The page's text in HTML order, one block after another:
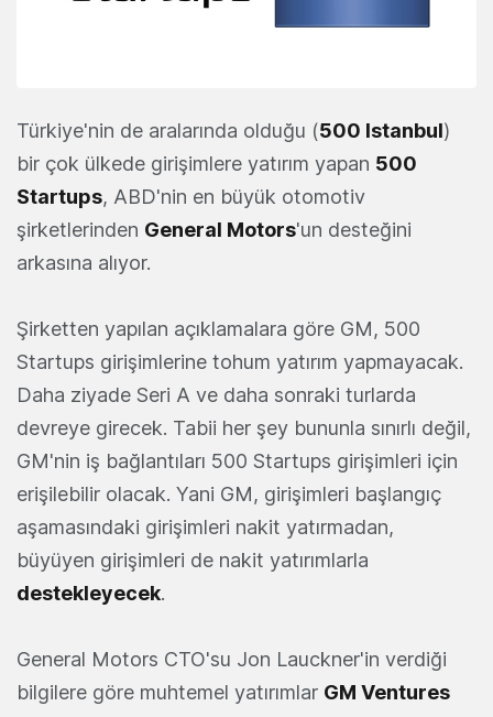
Türkiye'nin de aralarında olduğu (500 Istanbul)
bir çok ülkede girişimlere yatırım yapan 500
Startups, ABD'nin en büyük otomotiv
şirketlerinden General Motors'un desteğini
arkasına alıyor.
Şirketten yapılan açıklamalara göre GM, 500
Startups girişimlerine tohum yatırım yapmayacak.
Daha ziyade Seri A ve daha sonraki turlarda
devreye girecek. Tabii her şey bununla sınırlı değil,
GM'nin iş bağlantıları 500 Startups girişimleri için
erişilebilir olacak. Yani GM, girişimleri başlangıç
aşamasındaki girişimleri nakit yatırmadan,
büyüyen girişimleri de nakit yatırımlarla
destekleyecek.
General Motors CTO'su Jon Lauckner'in verdiği
bilgilere göre muhtemel yatırımlar GM Ventures